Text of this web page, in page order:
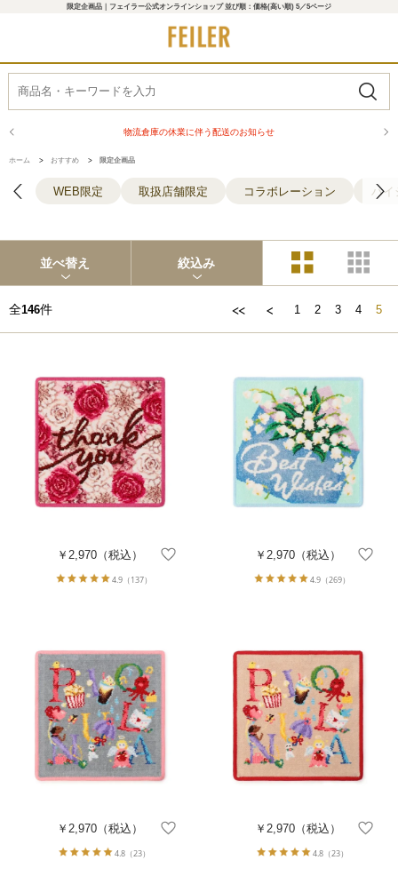
限定企画品｜フェイラー公式オンラインショップ 並び順：価格(高い順) 5／5ページ
商品配送に関するお知らせ
ホーム > おすすめ > 限定企画品
WEB限定 取扱店舗限定 コラボレーション ハイ
並べ替え 絞込み
全146件 1 2 3 4 5
￥2,970 （税込）
4.9 （137）
￥2,970（税込）
4.9（269）
￥2,970 （税込）
4.8（23）
￥2,970（税込）
4.8（23）